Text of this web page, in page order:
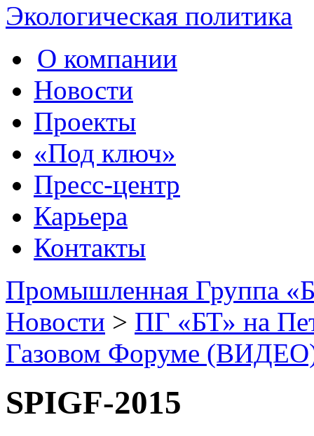
Экологическая политика
О компании
Новости
Проекты
«Под ключ»
Пресс-центр
Карьера
Контакты
Промышленная Группа
Новости > ПГ «БТ» на
Газовом Форуме
SPIGF-2015